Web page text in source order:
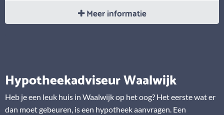
Meer informatie
Hypotheekadviseur Waalwijk
Heb je een leuk huis in Waalwijk op het oog? Het eerste wat er
dan moet gebeuren, is een hypotheek aanvragen. Een